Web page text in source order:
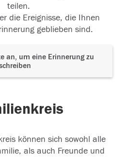
teilen.
die Ereignisse, die Ihnen
geblieben sind.
an, um eine Erinnerung zu
können sich sowohl alle
als auch Freunde und